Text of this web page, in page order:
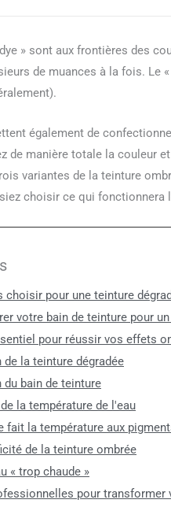
» sont aux frontières des
de muances à la fois. Le
également de
de manière totale la couleur
variantes de la teinture
choisir ce qui fonctionnera
choisir pour une teinture
votre bain de teinture pour
pour réussir vos effets
de la teinture dégradée
du bain de teinture
la température de l'eau
fait la température aux
de la teinture ombrée
« trop chaude »
pour transformer